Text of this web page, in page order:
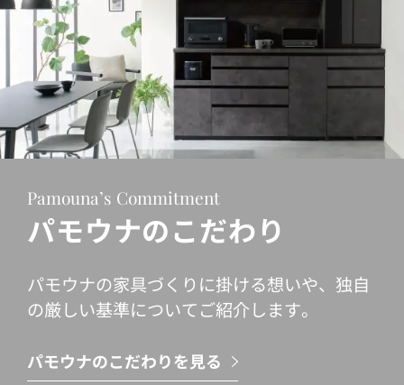
Pamouna’s Commitment
パモウナのこだわり
パモウナの家具づくりに掛ける想いや、独自
の厳しい基準についてご紹介します。
パモウナのこだわりを見る